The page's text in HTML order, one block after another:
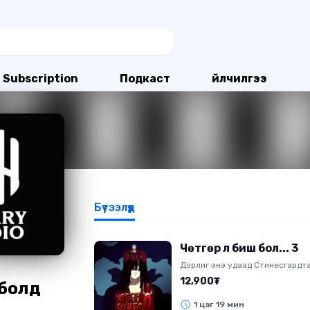
Subscription Подкаст Үйлчилгээ
Бүтээлүүд
Чөтгөр л биш бол... 3
Дорлиг энэ удаад
уулзсанаар түүх эхэлнэ.
гарцгаах бөгөөд энэ үеэр
12,900₮
1 цаг 19 мин